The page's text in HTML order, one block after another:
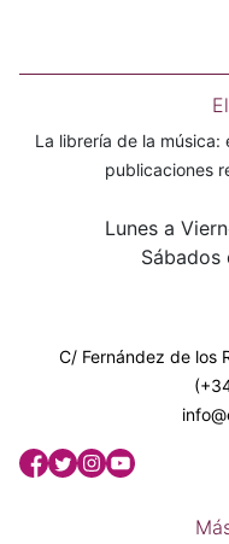
La librería de la
publicaciones
Lunes a
Sábados
C/ Fernández de los